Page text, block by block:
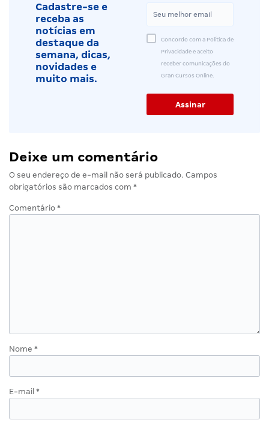
Cadastre-se e
receba as
notícias em
destaque da
semana, dicas,
novidades e
muito mais.
Concordo com a Política de
Privacidade e aceito
receber comunicações do
Gran Cursos Online.
Deixe um comentário
O seu endereço de e-mail não será publicado. Campos
obrigatórios são marcados com *
Comentário *
Nome *
E-mail *